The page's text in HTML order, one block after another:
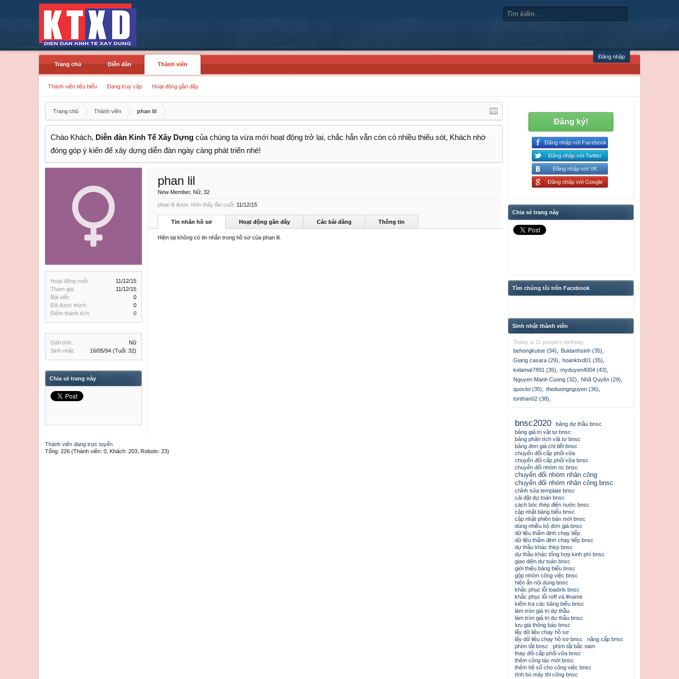
Đăng nhập
Trang chủ
Diễn đàn Thành viên
Thành viên tiêu biểu Đang truy cập Hoạt động gần đây
Trang chủ Thành viên phan lil
Chào Khách, Diễn đàn Kinh Tế Xây Dựng của chúng ta vừa mới hoạt động trở lại, chắc hẳn vẫn còn có nhiều thiếu sót, Khách nhớ
đóng góp ý kiến để xây dựng diễn đàn ngày càng phát triển nhé!
Hoạt động cuối:
11/12/15
Tham gia:
11/12/15
Bài viết:
0
Đã được thích:
0
Điểm thành tích:
0
Giới tính:
Nữ
Sinh nhật:
16/05/94 (Tuổi: 32)
Chia sẻ trang này
phan lil
New Member, Nữ, 32
phan lil được nhìn thấy lần cuối: 11/12/15
Tin nhắn hồ sơ Hoạt động gần đây Các bài đăng Thông tin
Hiện tại không có tin nhắn trong hồ sơ của phan lil.
Thành viên đang trực tuyến
Tổng: 226 (Thành viên: 0, Khách: 203, Robots: 23)
Đăng ký!
Đăng nhập với Facebook
Đăng nhập với Twitter
Đăng nhập với VK
Đăng nhập với Google
Chia sẻ trang này
Tìm chúng tôi trên Facebook
Sinh nhật thành viên
Today is 11 people's birthday.
behongkutoe (34)
Buidanhsinh (35)
Giang casara (29)
hoanktxd01 (35)
kelamat7891 (35)
myduyen4004 (43)
Nguyen Manh Cuong (32)
Nhã Quyên (29)
quocloi (35)
theduongnguyen (36)
tonthan02 (38)
bnsc2020
bảng dự thầu bnsc
bảng giá trị vật tư bnsc
bảng phân tích vật tư bnsc
bảng đơn giá chi tiết bnsc
chuyển đổi cấp phối vữa
chuyển đổi cấp phối vữa bnsc
chuyển đổi nhóm nc bnsc
chuyển đổi nhóm nhân công
chuyển đổi nhóm nhân công bnsc
chỉnh sửa template bnsc
cài đặt dự toán bnsc
cách bóc thép điện nước bnsc
cập nhật bảng biểu bnsc
cập nhật phiên bản mới bnsc
dùng nhiều bộ đơn giá bnsc
dữ liệu thẩm định chạy tiếp
dữ liệu thẩm định chạy tiếp bnsc
dự thầu khác thkp bnsc
dự thầu khác tổng hợp kinh phí bnsc
giao diện dự toán bnsc
giới thiệu bảng biểu bnsc
gộp nhóm công việc bnsc
hiện ẩn nội dung bnsc
khắc phục lỗi loadxls bnsc
khắc phục lỗi reff và #name
kiểm tra các bảng biểu bnsc
làm tròn giá trị dự thầu
làm tròn giá trị dự thầu bnsc
lưu giá thông báo bnsc
lấy dữ liệu chạy hồ sơ
lấy dữ liệu chạy hồ sơ bnsc
nâng cấp bnsc
phím tắt bnsc
phím tắt bắc nam
thay đổi cấp phối vữa bnsc
thêm công tác mới bnsc
thêm hệ số cho công việc bnsc
tính bù máy thi công bnsc